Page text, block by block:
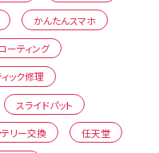
かんたんスマホ
ーティング
ック修理
スライドパット
テリー交換 任天堂